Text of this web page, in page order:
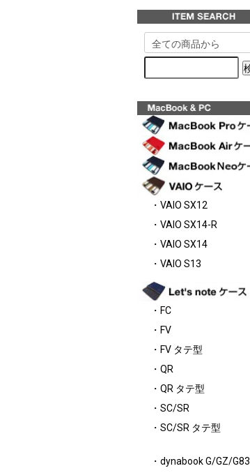
・VAIO SX12
・VAIO SX14-R
・VAIO SX14
・VAIO S13
・FC
・FV
・FV タテ型
・QR
・QR タテ型
・SC/SR
・SC/SR タテ型
・dynabook G/GZ/G83